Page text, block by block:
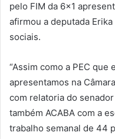
pelo FIM da 6×1
afirmou a deputada
sociais.
“Assim como a PEC que
apresentamos na
com relatoria do
também ACABA com a
trabalho semanal de 44